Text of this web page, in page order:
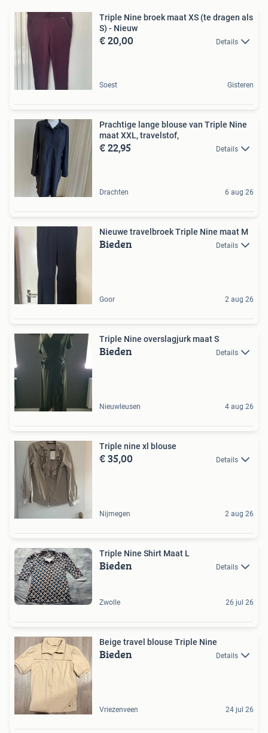
Triple Nine broek maat XS (te dragen als
S) - Nieuw
€ 20,00 Details
Soest Gisteren
Prachtige lange blouse van Triple Nine
maat XXL, travelstof,
€ 22,95 Details
Drachten 6 aug 26
Nieuwe travelbroek Triple Nine maat M
Bieden Details
Goor 2 aug 26
Triple Nine overslagjurk maat S
Bieden Details
Nieuwleusen 4 aug 26
Triple nine xl blouse
€ 35,00 Details
Nijmegen 2 aug 26
Triple Nine Shirt Maat L
Bieden Details
Zwolle 26 jul 26
Beige travel blouse Triple Nine
Bieden Details
Vriezenveen 24 jul 26